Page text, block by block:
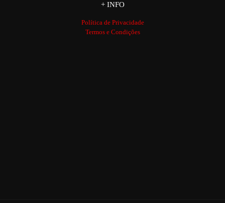
+ INFO
Política de Privacidade
Termos e Condições